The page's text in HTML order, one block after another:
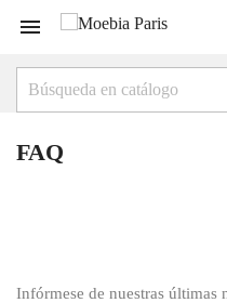

FAQ
Infórmese de nuestras últimas